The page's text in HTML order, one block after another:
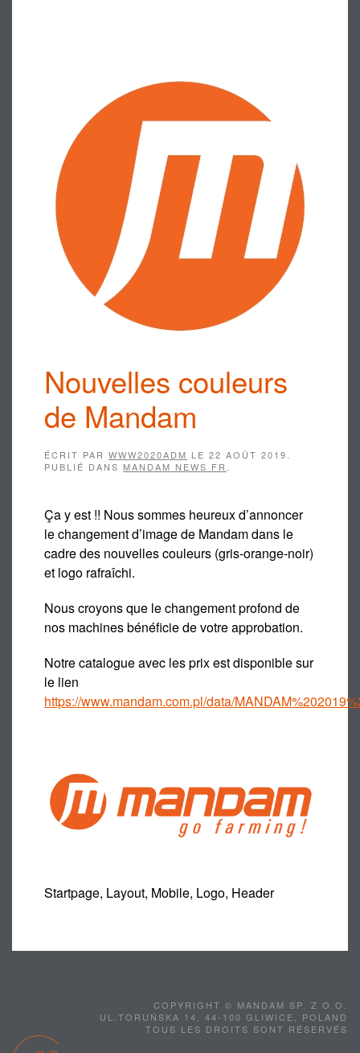
Nouvelles couleurs
de Mandam
ÉCRIT PAR WWW2020ADM LE 22 AOÛT 2019
PUBLIÉ DANS MANDAM NEWS FR
Ça y est !! Nous sommes heureux d’annoncer
le changement d’image de Mandam dans le
cadre des nouvelles couleurs (gris-orange-noir)
et logo rafraîchi.
Nous croyons que le changement profond de
nos machines bénéficie de votre approbation.
Notre catalogue avec les prix est disponible sur
le lien
https://www.mandam.com.pl/data/
Startpage, Layout, Mobile, Logo, Header
COPYRIGHT © MANDAM SP. Z O.O.
UL.TORUŃSKA 14, 44-100 GLIWICE, POLAND
TOUS LES DROITS SONT RÉSERVÉS